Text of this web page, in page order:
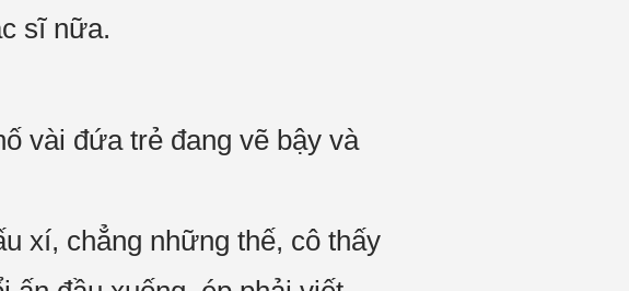
sĩ nữa.
vài đứa trẻ đang vẽ bậy và
xí, chẳng những thế, cô thấy